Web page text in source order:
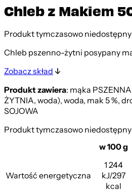
Chleb z Makiem
Produkt tymczasowo niedostępny
Chleb pszenno-żytni posypany
Zobacz skład
Produkt zawiera: mąka
ŻYTNIA, woda), woda, mak 5 %,
SOJOWA
Produkt tymczasowo niedostępny
w 100 g
Wartość energetyczna
1 244
kJ/297
kcal